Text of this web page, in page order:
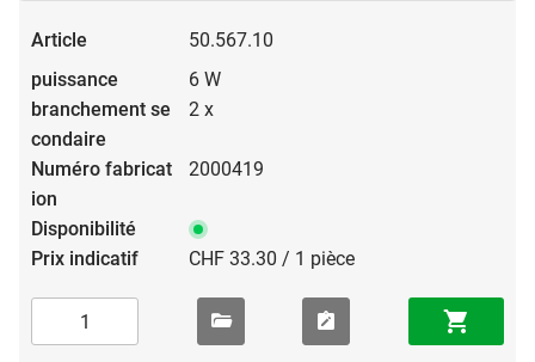
50.567.10
6 W
2 x
2000419
CHF 33.30 / 1 pièce